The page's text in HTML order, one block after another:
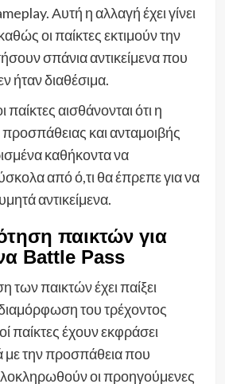
Αυτή η αλλαγή έχει γίνει
οι παίκτες εκτιμούν την
σπάνια αντικείμενα που
ήταν διαθέσιμα.
αισθάνονται ότι η
και ανταμοιβής
καθήκοντα να
από ό,τι θα έπρεπε για να
αντικείμενα.
παικτών για
Battle Pass
παικτών έχει παίξει
του τρέχοντος
παίκτες έχουν εκφράσει
με την προσπάθεια που
ολοκληρωθούν οι προηγούμενες